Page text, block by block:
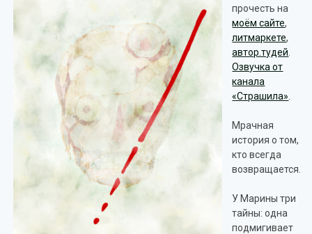
прочесть на
моём сайте,
литмаркете,
автор.тудей
Озвучка от
канала
«Страшила»
Мрачная
история о том,
кто всегда
возвращается.
У Марины три
тайны: одна
подмигивает